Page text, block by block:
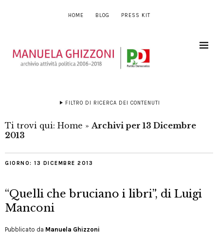
HOME BLOG PRESS KIT
FILTRO DI RICERCA DEI CONTENUTI
Ti trovi qui: Home » Archivi per 13 Dicembre
2013
GIORNO: 13 DICEMBRE 2013
“Quelli che bruciano i libri”, di Luigi
Manconi
Pubblicato da Manuela Ghizzoni